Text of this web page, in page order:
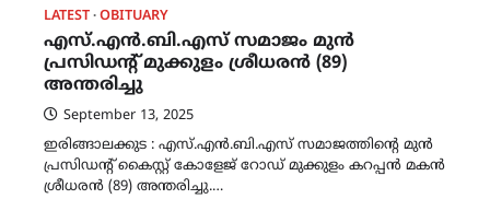
LATEST OBITUARY
എസ്.എൻ.ബി.എസ് സമാജം മുൻ
പ്രസിഡന്റ് മുക്കുളം ശ്രീധരൻ (89)
അന്തരിച്ചു
September 13, 2025
ഇരിങ്ങാലക്കുട : എസ്.എൻ.ബി.എസ് സമാജത്തിൻ്റെ മുൻ
പ്രസിഡന്റ് കൈസ്റ്റ് കോളേജ് റോഡ് മുക്കുളം കറപ്പൻ മകൻ
ശ്രീധരൻ (89) അന്തരിച്ചു.…